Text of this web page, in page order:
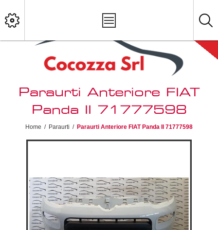
Paraurti Anteriore FIAT
Panda II 71777598
Home / Paraurti / Paraurti Anteriore FIAT Panda II 71777598